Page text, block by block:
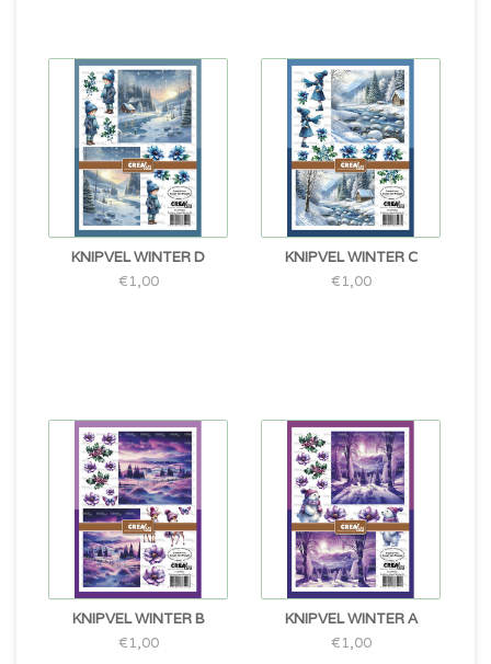
KNIPVEL WINTER D
€1,00
KNIPVEL WINTER C
€1,00
KNIPVEL WINTER B
€1,00
KNIPVEL WINTER A
€1,00